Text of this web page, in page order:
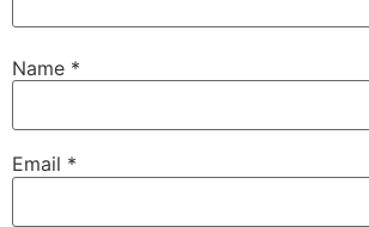
Name *
Email *